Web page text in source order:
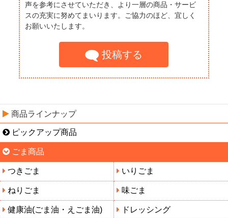
声を参考にさせていただき、より一層の商品・サービ
スの充実に努めてまいります。ご協力のほど、宜しく
お願いいたします。
投稿する
商品ラインナップ
ピックアップ商品
ごま商品
つきごま いりごま
ねりごま 味ごま
健康油(ごま油・えごま油) ドレッシング